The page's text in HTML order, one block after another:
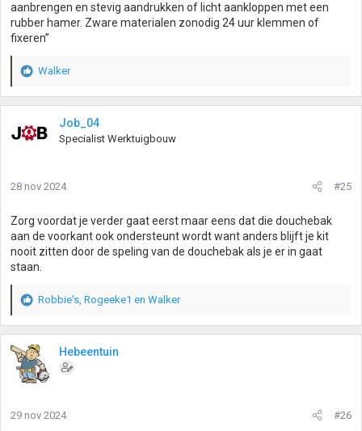
aanbrengen en stevig aandrukken of licht aankloppen met een
rubber hamer. Zware materialen zonodig 24 uur klemmen of
fixeren”
W
a
d
n
e
n
:
Walker
Job_04
Specialist Werktuigbouw
28 nov 2024 #25
Zorg voordat je verder gaat eerst maar eens dat die douchebak
aan de voorkant ook ondersteunt wordt want anders blijft je kit
nooit zitten door de speling van de douchebak als je er in gaat
staan.
W
a
r
d
e
n
Robbie's, Rogeeke1 en Walker
Hebeentuin
29 nov 2024 #26